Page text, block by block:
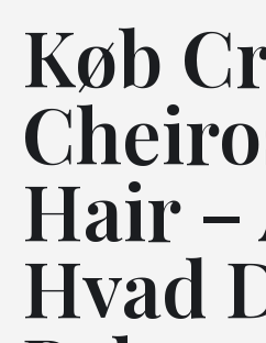
Køb
Hair –
Hvad